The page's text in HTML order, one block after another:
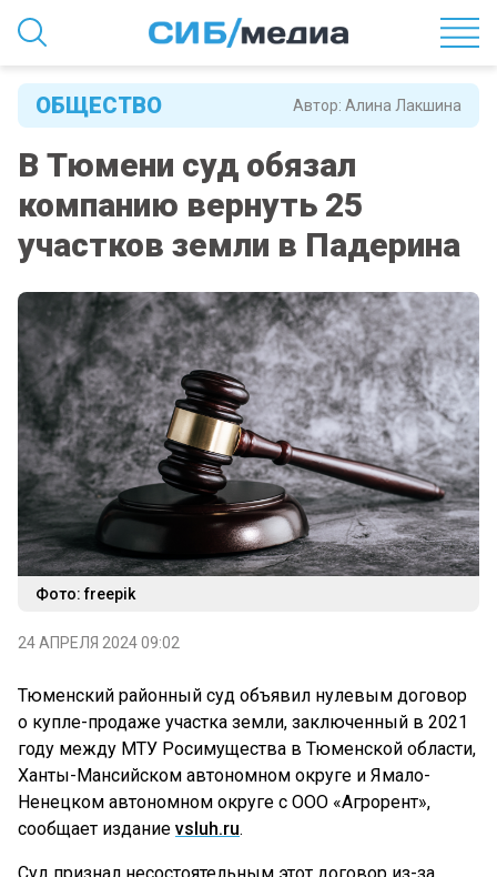
Автор: Алина Лакшина
ОБЩЕСТВО
В Тюмени суд обязал
компанию вернуть 25
участков земли в Падерина
Фото: freepik
24 АПРЕЛЯ 2024 09:02
Тюменский районный суд объявил нулевым договор
о купле-продаже участка земли, заключенный в 2021
году между МТУ Росимущества в Тюменской области,
Ханты-Мансийском автономном округе и Ямало-
Ненецком автономном округе с ООО «Агрорент»,
сообщает издание vsluh.ru.